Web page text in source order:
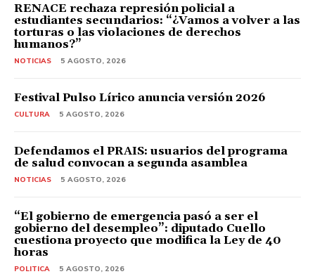
RENACE rechaza represión policial a
estudiantes secundarios: “¿Vamos a volver a las
torturas o las violaciones de derechos
humanos?”
NOTICIAS 5 AGOSTO, 2026
Festival Pulso Lírico anuncia versión 2026
CULTURA 5 AGOSTO, 2026
Defendamos el PRAIS: usuarios del programa
de salud convocan a segunda asamblea
NOTICIAS 5 AGOSTO, 2026
“El gobierno de emergencia pasó a ser el
gobierno del desempleo”: diputado Cuello
cuestiona proyecto que modifica la Ley de 40
horas
POLITICA 5 AGOSTO, 2026